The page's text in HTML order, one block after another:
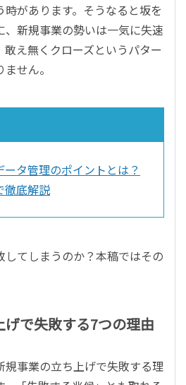
があります。そうなると坂を
新規事業の勢いは一気に失速
敢え無くクローズというパター
せん。
タ管理のポイントとは？
徹底解説
してしまうのか？本稿ではその
で失敗する7つの理由
規事業の立ち上げで失敗する理